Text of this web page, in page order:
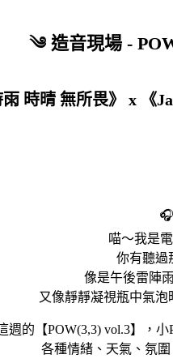
༄ 造音現場 -
雨 時晴 無所畏》 x 《
喵～我是
你有聽過
像是午後雷陣
又像靜靜凝視瓶中氣泡
週的【POW(3,3) vol.3】，
各種情緒、天氣、氛